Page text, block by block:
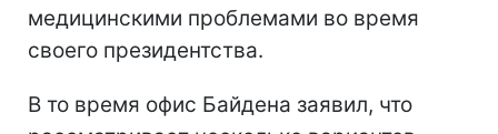
медицинскими проблемами во время
своего президентства.
В то время офис Байдена заявил, что